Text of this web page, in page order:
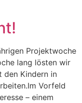
Projektwoche
lang lösten wir
den Kindern in
Vorfeld
– einem